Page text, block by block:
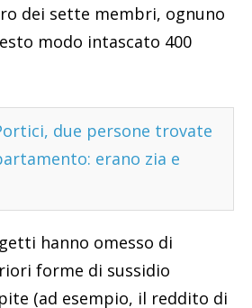
dei sette membri, ognuno
modo intascato 400
due persone trovate
erano zia e
hanno omesso di
forme di sussidio
(ad esempio, il reddito di